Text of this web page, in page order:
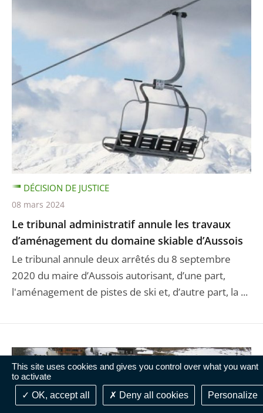
This site uses cookies and gives you control over what you want
to activate
OK, accept all
Deny all cookies Personalize
Le tribunal administratif annule les travaux
d’aménagement du domaine skiable d’Aussois
Le tribunal annule deux arrêtés du 8 septembre
2020 du maire d’Aussois autorisant, d’une part,
l'aménagement de pistes de ski et, d’autre part, la ...
DÉCISION DE JUSTICE
08 mars 2024